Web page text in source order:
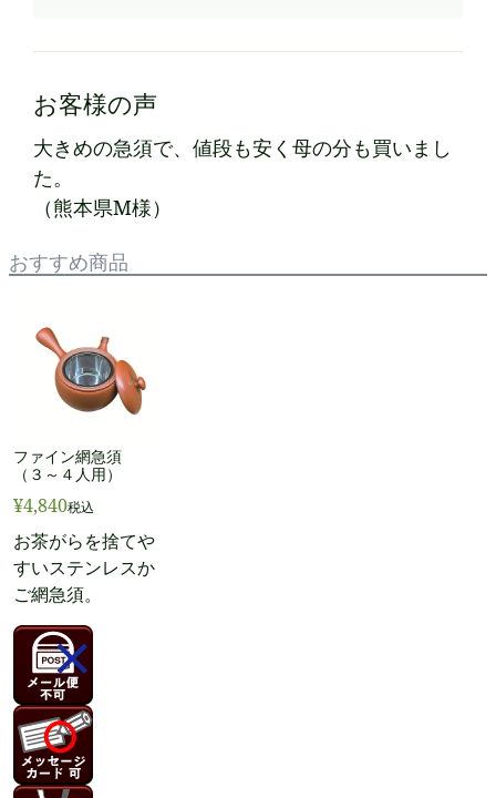
お客様の声
大きめの急須で、値段も安く母の分も買いまし
た。
（熊本県M様）
おすすめ商品
ファイン網急須
（３～４人用）
¥4,840税込
お茶がらを捨てや
すいステンレスか
ご網急須。